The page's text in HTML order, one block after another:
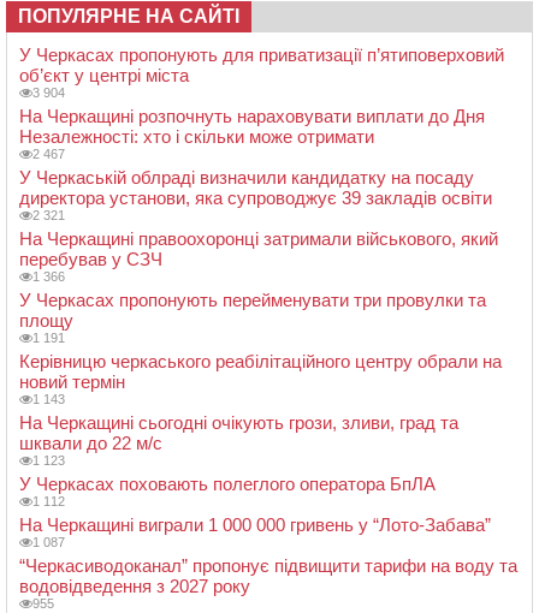
ПОПУЛЯРНЕ НА САЙТІ
У Черкасах пропонують для приватизації п’ятиповерховий
об’єкт у центрі міста
3 904
На Черкащині розпочнуть нараховувати виплати до Дня
Незалежності: хто і скільки може отримати
2 467
У Черкаській облраді визначили кандидатку на посаду
директора установи, яка супроводжує 39 закладів освіти
2 321
На Черкащині правоохоронці затримали військового, який
перебував у СЗЧ
1 366
У Черкасах пропонують перейменувати три провулки та
площу
1 191
Керівницю черкаського реабілітаційного центру обрали на
новий термін
1 143
На Черкащині сьогодні очікують грози, зливи, град та
шквали до 22 м/с
1 123
У Черкасах поховають полеглого оператора БпЛА
1 112
На Черкащині виграли 1 000 000 гривень у “Лото-Забава”
1 087
“Черкасиводоканал” пропонує підвищити тарифи на воду та
водовідведення з 2027 року
955